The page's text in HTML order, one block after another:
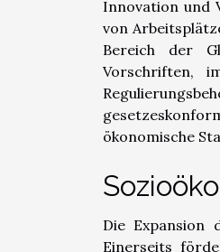
Innovation und
von
Bereich der
Vorschriften,
ökonomische
Die Expansion
Einerseits